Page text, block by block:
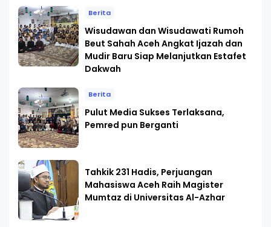
Berita
Wisudawan dan Wisudawati Rumoh
Beut Sahah Aceh Angkat Ijazah dan
Mudir Baru Siap Melanjutkan Estafet
Dakwah
Berita
Pulut Media Sukses Terlaksana,
Pemred pun Berganti
Tahkik 231 Hadis, Perjuangan
Mahasiswa Aceh Raih Magister
Mumtaz di Universitas Al-Azhar